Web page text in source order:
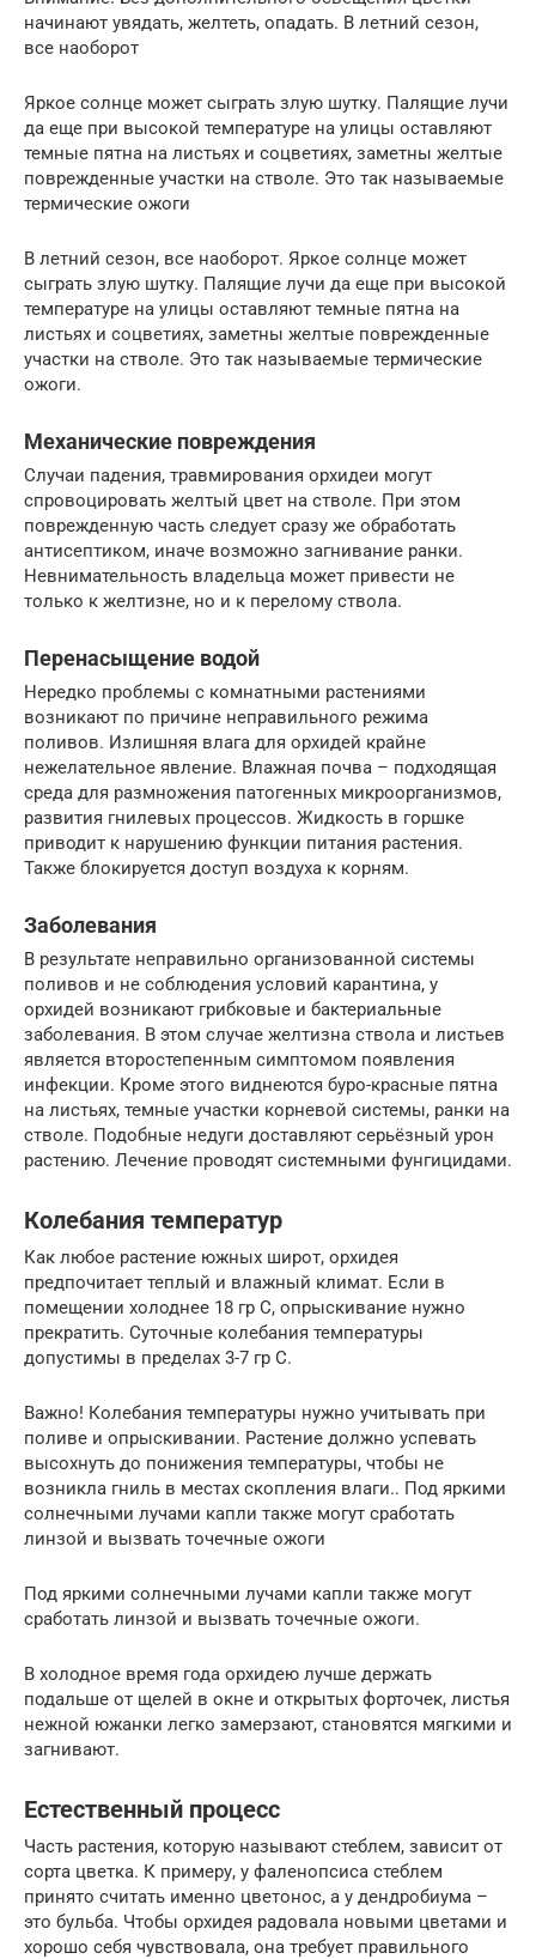
начинают увядать, желтеть, опадать. В летний сезон,
все наоборот
Яркое солнце может сыграть злую шутку. Палящие лучи
да еще при высокой температуре на улицы оставляют
темные пятна на листьях и соцветиях, заметны желтые
поврежденные участки на стволе. Это так называемые
термические ожоги
В летний сезон, все наоборот. Яркое солнце может
сыграть злую шутку. Палящие лучи да еще при высокой
температуре на улицы оставляют темные пятна на
листьях и соцветиях, заметны желтые поврежденные
участки на стволе. Это так называемые термические
ожоги.
Механические повреждения
Случаи падения, травмирования орхидеи могут
спровоцировать желтый цвет на стволе. При этом
поврежденную часть следует сразу же обработать
антисептиком, иначе возможно загнивание ранки.
Невнимательность владельца может привести не
только к желтизне, но и к перелому ствола.
Перенасыщение водой
Нередко проблемы с комнатными растениями
возникают по причине неправильного режима
поливов. Излишняя влага для орхидей крайне
нежелательное явление. Влажная почва – подходящая
среда для размножения патогенных микроорганизмов,
развития гнилевых процессов. Жидкость в горшке
приводит к нарушению функции питания растения.
Также блокируется доступ воздуха к корням.
Заболевания
В результате неправильно организованной системы
поливов и не соблюдения условий карантина, у
орхидей возникают грибковые и бактериальные
заболевания. В этом случае желтизна ствола и листьев
является второстепенным симптомом появления
инфекции. Кроме этого виднеются буро-красные пятна
на листьях, темные участки корневой системы, ранки на
стволе. Подобные недуги доставляют серьёзный урон
растению. Лечение проводят системными фунгицидами.
Колебания температур
Как любое растение южных широт, орхидея
предпочитает теплый и влажный климат. Если в
помещении холоднее 18 гр С, опрыскивание нужно
прекратить. Суточные колебания температуры
допустимы в пределах 3-7 гр С.
Важно! Колебания температуры нужно учитывать при
поливе и опрыскивании. Растение должно успевать
высохнуть до понижения температуры, чтобы не
возникла гниль в местах скопления влаги.. Под яркими
солнечными лучами капли также могут сработать
линзой и вызвать точечные ожоги
Под яркими солнечными лучами капли также могут
сработать линзой и вызвать точечные ожоги.
В холодное время года орхидею лучше держать
подальше от щелей в окне и открытых форточек, листья
нежной южанки легко замерзают, становятся мягкими и
загнивают.
Естественный процесс
Часть растения, которую называют стеблем, зависит от
сорта цветка. К примеру, у фаленопсиса стеблем
принято считать именно цветонос, а у дендробиума –
это бульба. Чтобы орхидея радовала новыми цветами и
хорошо себя чувствовала, она требует правильного